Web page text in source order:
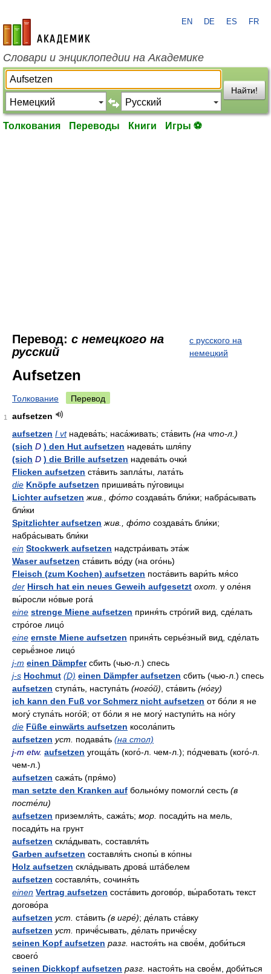
academic.ru
EN DE ES FR
Словари и энциклопедии на Академике
Найти!
Толкования Переводы Книги Игры ⚽
Перевод: с немецкого на
русский
с русского на
немецкий
Aufsetzen
Толкование Перевод
1
aufsetzen
aufsetzen I vtнадева́ть; наса́живать; ста́вить (на что-л.)
(sich D ) den Hut aufsetzen надева́ть шля́пу
(sich D ) die Brille aufsetzen надева́ть очки́
Flicken aufsetzen ста́вить запла́ты, лата́ть
die Knöpfe aufsetzen пришива́ть пу́говицы
Lichter aufsetzen жив., фо́то создава́ть бли́ки; набра́сывать
бли́ки
Spitzlichter aufsetzen жив., фо́то создава́ть бли́ки;
набра́сывать бли́ки
ein Stockwerk aufsetzen надстра́ивать эта́ж
Waser aufsetzen ста́вить во́ду (на ого́нь)
Fleisch (zum Kochen) aufsetzen поста́вить вари́ть мя́со
der Hirsch hat ein neues Geweih aufgesetzt охот. у оле́ня
вы́росли но́вые рога́
eine strenge Miene aufsetzen приня́ть стро́гий вид, сде́лать
стро́гое лицо́
eine ernste Miene aufsetzen приня́ть серье́зный вид, сде́лать
серьё́зное лицо́
j-m einen Dämpferсбить (чью-л.) спесь
j-s Hochmut (D) einen Dämpfer aufsetzen сбить (чью-л.) спесь
aufsetzen ступа́ть, наступа́ть (ного́й) , ста́вить (но́гу)
ich kann den Fuß vor Schmerz nicht aufsetzen от бо́ли я не
могу́ ступа́ть ного́й; от бо́ли я не могу́ наступи́ть на но́гу
die Füße einwärts aufsetzen косола́пить
aufsetzen уст. подава́ть (на стол)
j-m etw. aufsetzen угоща́ть (кого́-л. чем-л.); по́дчевать (кого́-л.
чем-л.)
aufsetzen сажа́ть (пря́мо)
man setzte den Kranken auf больно́му помогли́ сесть (в
посте́ли)
aufsetzen приземля́ть, сажа́ть; мор. посади́ть на мель,
посади́ть на грунт
aufsetzen скла́дывать, составля́ть
Garben aufsetzen составля́ть снопы́ в ко́пны
Holz aufsetzen скла́дывать дрова́ шта́белем
aufsetzen составля́ть, сочиня́ть
einen Vertrag aufsetzen соста́вить догово́р, вы́работать текст
догово́ра
aufsetzen уст. ста́вить (в игре́); де́лать ста́вку
aufsetzen уст.
причё́сывать, де́лать причё́ску
seinen Kopf aufsetzen разг. настоя́ть на своё́м, доби́ться
своего́
seinen Dickkopf aufsetzen разг. настоя́ть на своё́м, доби́ться